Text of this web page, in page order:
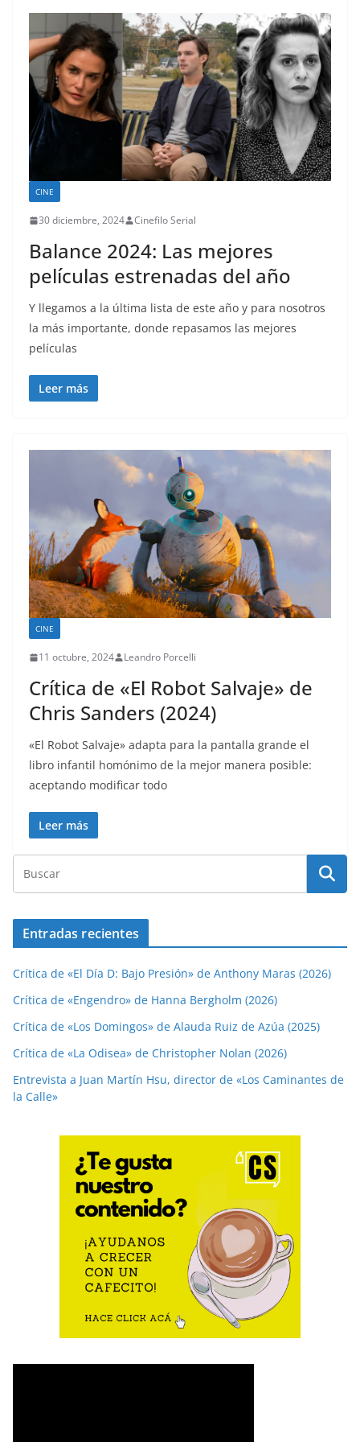
CINE
30 diciembre, 2024 Cinefilo Serial
Balance 2024: Las mejores
películas estrenadas del año
Y llegamos a la última lista de este año y para nosotros
la más importante, donde repasamos las mejores
películas
Leer más
CINE
11 octubre, 2024 Leandro Porcelli
Crítica de «El Robot Salvaje» de
Chris Sanders (2024)
«El Robot Salvaje» adapta para la pantalla grande el
libro infantil homónimo de la mejor manera posible:
aceptando modificar todo
Leer más
Entradas recientes
Crítica de «El Día D: Bajo Presión» de Anthony Maras (2026)
Crítica de «Engendro» de Hanna Bergholm (2026)
Crítica de «Los Domingos» de Alauda Ruiz de Azúa (2025)
Crítica de «La Odisea» de Christopher Nolan (2026)
Entrevista a Juan Martín Hsu, director de «Los Caminantes de
la Calle»